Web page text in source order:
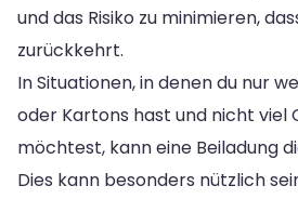
und das Risiko zu minimieren,
zurückkehrt.
In Situationen, in denen du nur
oder Kartons hast und nicht viel
möchtest, kann eine Beiladung
Dies kann besonders nützlich